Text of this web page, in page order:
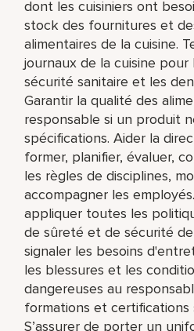
dont les cuisiniers ont
stock des fournitures et
alimentaires de la cuisine.
journaux de la cuisine pour
sécurité sanitaire et les
Garantir la qualité des
responsable si un produit
spécifications. Aider la
former, planifier, évaluer,
les règles de disciplines,
accompagner les
appliquer toutes les
de sûreté et de sécurité
signaler les besoins
les blessures et les
dangereuses au
formations et certifications
S’assurer de porter un